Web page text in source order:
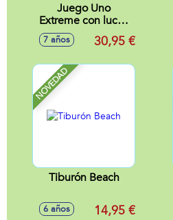
Juego Uno
Extreme con luces
y sonidos.
7 años 30,95 €
NOVEDAD
Tiburón Beach
6 años 14,95 €